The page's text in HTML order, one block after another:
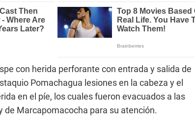
con herida perforante con entrada y salida de
Pomachagua lesiones en la cabeza y el
en el píe, los cuales fueron evacuados a las
de Marcapomacocha para su atención.